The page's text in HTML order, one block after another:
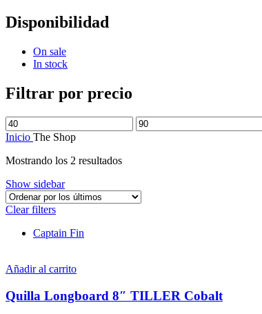
Disponibilidad
On sale
In stock
Filtrar por precio
Precio
mínimo
Precio
máximo
Inicio The Shop
Mostrando los 2 resultadosOrdenado
últimos
Show sidebar
Clear filters
Captain Fin
Añadir al carrito
Quilla Longboard 8″ TILLER Cobalt